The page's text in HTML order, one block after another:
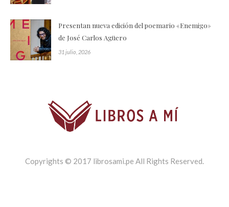
Presentan nueva edición del poemario «Enemigo»
de José Carlos Agüero
31 julio, 2026
Copyrights © 2017 librosami.pe All Rights Reserved.